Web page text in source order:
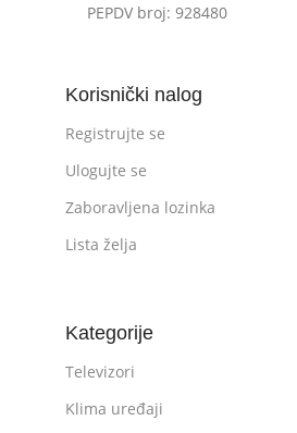
PEPDV broj: 928480
Korisnički nalog
Registrujte se
Ulogujte se
Zaboravljena lozinka
Lista želja
Kategorije
Televizori
Klima uređaji